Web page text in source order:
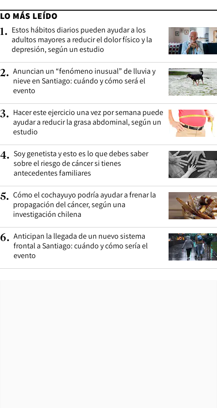
LO MÁS LEÍDO
1. Estos hábitos diarios pueden ayudar a los
adultos mayores a reducir el dolor físico y la
depresión, según un estudio
2. Anuncian un “fenómeno inusual” de lluvia y
nieve en Santiago: cuándo y cómo será el
evento
3. Hacer este ejercicio una vez por semana puede
ayudar a reducir la grasa abdominal, según un
estudio
4. Soy genetista y esto es lo que debes saber
sobre el riesgo de cáncer si tienes
antecedentes familiares
5. Cómo el cochayuyo podría ayudar a frenar la
propagación del cáncer, según una
investigación chilena
6. Anticipan la llegada de un nuevo sistema
frontal a Santiago: cuándo y cómo sería el
evento